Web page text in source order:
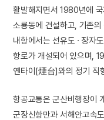
활발해지면서 1980년에
소룡동에 건설하고, 기존
내항에서는 선유도 · 장자
항로가 개설되어 있으며,
옌타이[煙台]와의 정기 직
항공교통은 군산비행장이
군장신항만과 서해안고속